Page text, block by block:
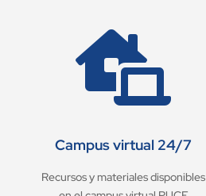

Campus virtual 24/7
Recursos y materiales disponibles